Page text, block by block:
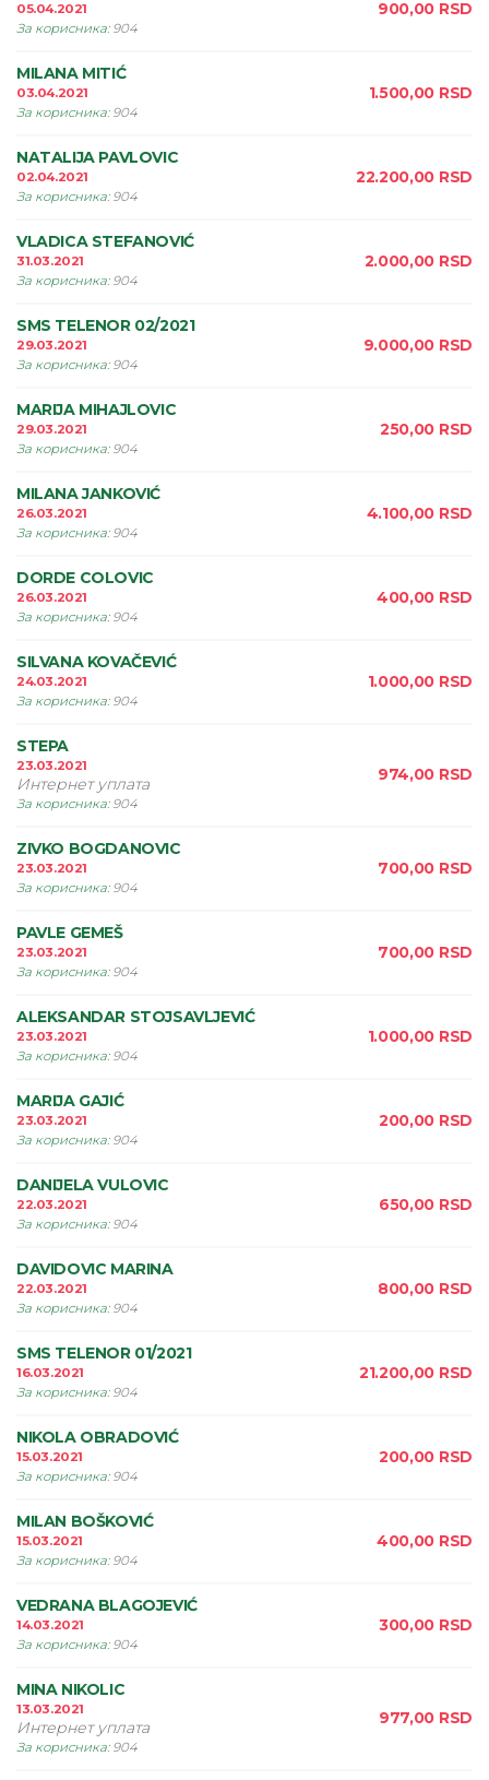
05.04.2021
За корисника: 904
900,00 RSD
MILANA MITIĆ
03.04.2021
За корисника: 904
1.500,00 RSD
NATALIJA PAVLOVIC
02.04.2021
За корисника: 904
22.200,00 RSD
VLADICA STEFANOVIĆ
31.03.2021
За корисника: 904
2.000,00 RSD
SMS TELENOR 02/2021
29.03.2021
За корисника: 904
9.000,00 RSD
MARIJA MIHAJLOVIC
29.03.2021
За корисника: 904
250,00 RSD
MILANA JANKOVIĆ
26.03.2021
За корисника: 904
4.100,00 RSD
DORDE COLOVIC
26.03.2021
За корисника: 904
400,00 RSD
SILVANA KOVAČEVIĆ
24.03.2021
За корисника: 904
1.000,00 RSD
STEPA
23.03.2021
Интернет уплата
За корисника: 904
974,00 RSD
ZIVKO BOGDANOVIC
23.03.2021
За корисника: 904
700,00 RSD
PAVLE GEMEŠ
23.03.2021
За корисника: 904
700,00 RSD
ALEKSANDAR STOJSAVLJEVIĆ
23.03.2021
За корисника: 904
1.000,00 RSD
MARIJA GAJIĆ
23.03.2021
За корисника: 904
200,00 RSD
DANIJELA VULOVIC
22.03.2021
За корисника: 904
650,00 RSD
DAVIDOVIC MARINA
22.03.2021
За корисника: 904
800,00 RSD
SMS TELENOR 01/2021
16.03.2021
За корисника: 904
21.200,00 RSD
NIKOLA OBRADOVIĆ
15.03.2021
За корисника: 904
200,00 RSD
MILAN BOŠKOVIĆ
15.03.2021
За корисника: 904
400,00 RSD
VEDRANA BLAGOJEVIĆ
14.03.2021
За корисника: 904
300,00 RSD
MINA NIKOLIC
13.03.2021
Интернет уплата
За корисника: 904
977,00 RSD